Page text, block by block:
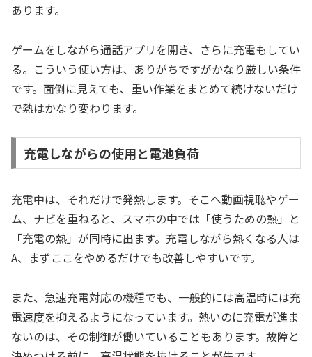
あります。
ゲームをしながら通話アプリを開き、さらに充電もしてい
る。こういう使い方は、ありがちですがかなり厳しい条件
です。面倒に見えても、重い作業をまとめて続けないだけ
で熱はかなり変わります。
充電しながらの使用と電池負荷
充電中は、それだけで発熱します。そこへ動画視聴やゲー
ム、ナビを重ねると、スマホの中では「使うための熱」と
「充電の熱」が同時に出ます。充電しながら熱くなる人は
A、まずここをやめるだけでも改善しやすいです。
また、急速充電対応の機種でも、一般的には高温時には充
電速度を抑えるようになっています。熱いのに充電が進ま
ないのは、その制御が働いていることもあります。故障と